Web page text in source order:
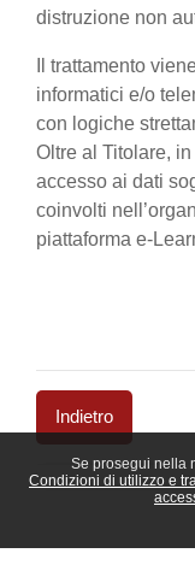
Se prosegui nella
Condizioni di utilizzo e
distruzione non
Il trattamento
informatici e/o
con logiche
Oltre al Titolare,
accesso ai dati
coinvolti
piattaforma e-
Indietro
Blocchi